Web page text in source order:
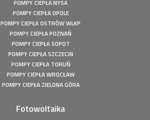
POMPY CIEPŁA NYSA
POMPY CIEPŁA OPOLE
POMPY CIEPŁA OSTRÓW WLKP
POMPY CIEPŁA POZNAŃ
POMPY CIEPŁA SOPOT
POMPY CIEPŁA SZCZECIN
POMPY CIEPŁA TORUŃ
POMPY CIEPŁA WROCŁAW
POMPY CIEPŁA ZIELONA GÓRA
Fotowoltaika